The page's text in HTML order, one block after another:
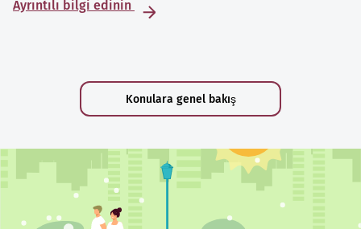
Ayrıntılı bilgi edinin
Konulara genel bakış